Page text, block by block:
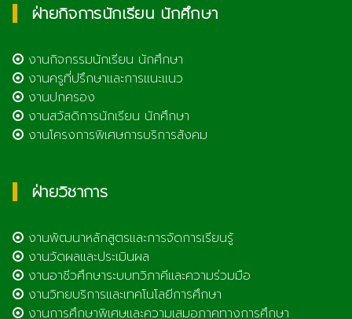
ฝ่ายกิจการนักเรียน นักศึกษา
งานกิจกรรมนักเรียน นักศึกษา
งานครูที่ปรึกษาและการแนะแนว
งานปกครอง
งานสวัสดิการนักเรียน นักศึกษา
งานโครงการพิเศษการบริการสังคม
ฝ่ายวิชาการ
งานพัฒนาหลักสูตรและการจัดการเรียนรู้
งานวัดผลและประเมินผล
งานอาชีวศึกษาระบบทวิภาคีและความร่วมมือ
งานวิทยบริการและเทคโนโลยีการศึกษา
งานการศึกษาพิเศษและความเสมอภาคทางการศึกษา